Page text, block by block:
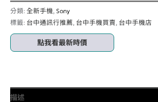
分類: 全新手機, Sony
標籤: 台中通訊行推薦, 台中手機買賣, 台中手機店
點我看最新時價
描述